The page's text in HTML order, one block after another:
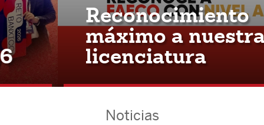
Reconocimiento
máximo a nuestra
licenciatura
Noticias